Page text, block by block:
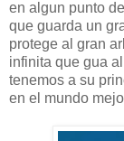
en algun punto
que guarda un
protege al gran
infinita que gua
tenemos a su
en el mundo